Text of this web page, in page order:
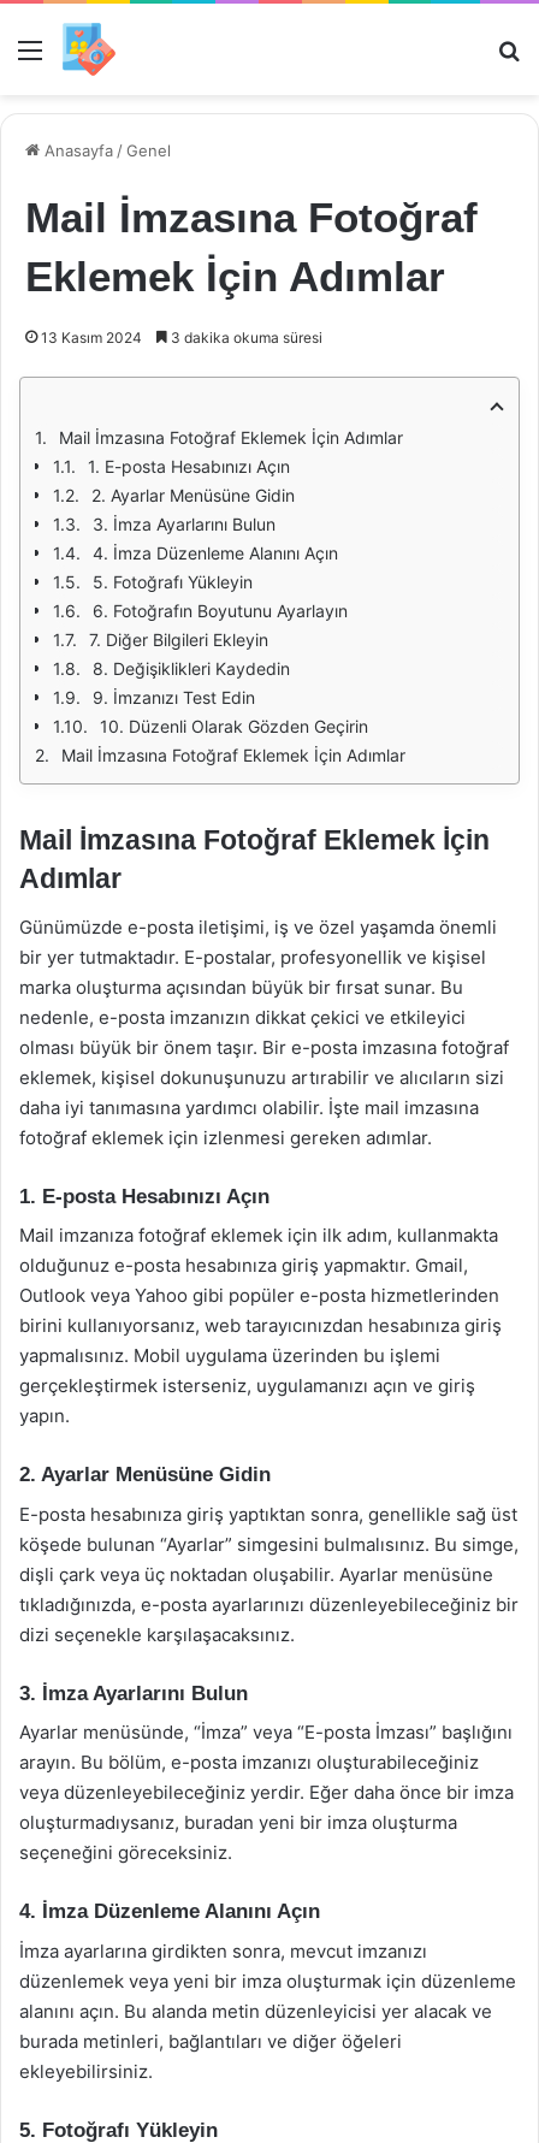
Menü
Anasayfa /Genel
Mail İmzasına Fotoğraf
Eklemek İçin Adımlar
13 Kasım 2024 3 dakika okuma süresi
Mail İmzasına Fotoğraf Eklemek İçin Adımlar
1. E-posta Hesabınızı Açın
2. Ayarlar Menüsüne Gidin
3. İmza Ayarlarını Bulun
4. İmza Düzenleme Alanını Açın
5. Fotoğrafı Yükleyin
6. Fotoğrafın Boyutunu Ayarlayın
7. Diğer Bilgileri Ekleyin
8. Değişiklikleri Kaydedin
9. İmzanızı Test Edin
10. Düzenli Olarak Gözden Geçirin
Mail İmzasına Fotoğraf Eklemek İçin Adımlar
Mail İmzasına Fotoğraf Eklemek İçin
Adımlar
Günümüzde e-posta iletişimi, iş ve özel yaşamda önemli
bir yer tutmaktadır. E-postalar, profesyonellik ve kişisel
marka oluşturma açısından büyük bir fırsat sunar. Bu
nedenle, e-posta imzanızın dikkat çekici ve etkileyici
olması büyük bir önem taşır. Bir e-posta imzasına fotoğraf
eklemek, kişisel dokunuşunuzu artırabilir ve alıcıların sizi
daha iyi tanımasına yardımcı olabilir. İşte mail imzasına
fotoğraf eklemek için izlenmesi gereken adımlar.
1. E-posta Hesabınızı Açın
Mail imzanıza fotoğraf eklemek için ilk adım, kullanmakta
olduğunuz e-posta hesabınıza giriş yapmaktır. Gmail,
Outlook veya Yahoo gibi popüler e-posta hizmetlerinden
birini kullanıyorsanız, web tarayıcınızdan hesabınıza giriş
yapmalısınız. Mobil uygulama üzerinden bu işlemi
gerçekleştirmek isterseniz, uygulamanızı açın ve giriş
yapın.
2. Ayarlar Menüsüne Gidin
E-posta hesabınıza giriş yaptıktan sonra, genellikle sağ üst
köşede bulunan “Ayarlar” simgesini bulmalısınız. Bu simge,
dişli çark veya üç noktadan oluşabilir. Ayarlar menüsüne
tıkladığınızda, e-posta ayarlarınızı düzenleyebileceğiniz bir
dizi seçenekle karşılaşacaksınız.
3. İmza Ayarlarını Bulun
Ayarlar menüsünde, “İmza” veya “E-posta İmzası” başlığını
arayın. Bu bölüm, e-posta imzanızı oluşturabileceğiniz
veya düzenleyebileceğiniz yerdir. Eğer daha önce bir imza
oluşturmadıysanız, buradan yeni bir imza oluşturma
seçeneğini göreceksiniz.
4. İmza Düzenleme Alanını Açın
İmza ayarlarına girdikten sonra, mevcut imzanızı
düzenlemek veya yeni bir imza oluşturmak için düzenleme
alanını açın. Bu alanda metin düzenleyicisi yer alacak ve
burada metinleri, bağlantıları ve diğer öğeleri
ekleyebilirsiniz.
5. Fotoğrafı Yükleyin